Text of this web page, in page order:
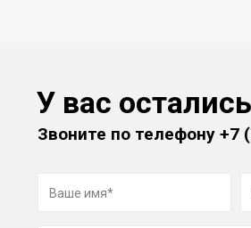
У вас
Звоните по телефону+7